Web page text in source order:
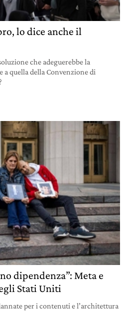
lo dice anche il
che adeguerebbe la
a quella della Convenzione di
dipendenza”: Meta e
Stati Uniti
per i contenuti e l’architettura